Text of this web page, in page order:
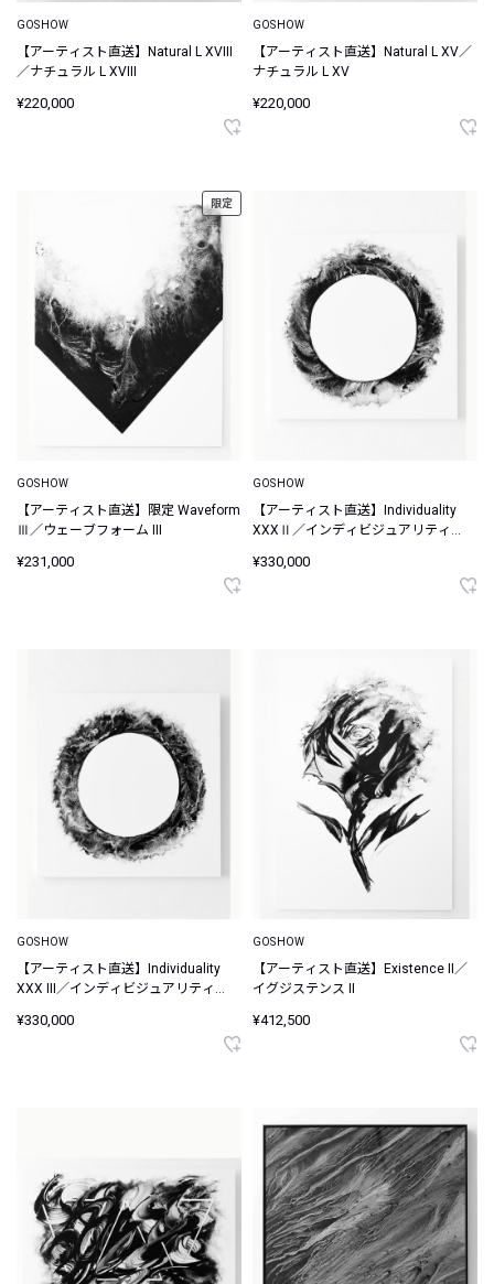
GOSHOW
【アーティスト直送】Natural L XVIII
／ナチュラル L XVIII
¥220,000
GOSHOW
【アーティスト直送】Natural L XV／
ナチュラル L XV
¥220,000
限定
GOSHOW
【アーティスト直送】限定 Waveform
Ⅲ／ウェーブフォーム III
¥231,000
GOSHOW
【アーティスト直送】Individuality
XXXⅡ／インディビジュアリティ
¥330,000
GOSHOW
【アーティスト直送】Individuality
XXX III／インディビジュアリティ
¥330,000
GOSHOW
【アーティスト直送】Existence II／
イグジステンス II
¥412,500